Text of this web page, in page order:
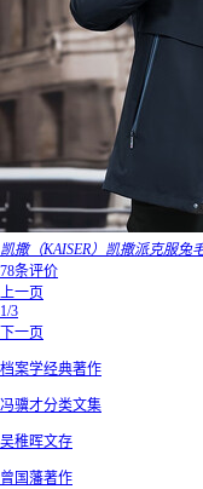
凯撒（KAISER）凯撒派克服兔
78条评价
上一页
1/3
下一页
档案学经典著作
冯骥才分类文集
吴稚晖文存
曾国藩著作